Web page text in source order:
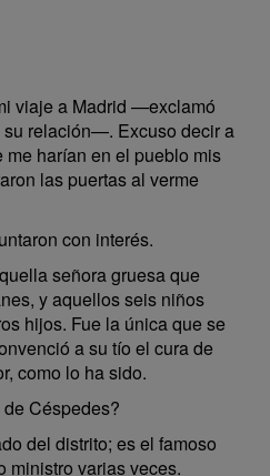
viaje a Madrid —exclamó
relación—. Excuso decir a
harían en el pueblo mis
las puertas al verme
con interés.
señora gruesa que
y aquellos seis niños
hijos. Fue la única que se
a su tío el cura de
como lo ha sido.
Céspedes?
del distrito; es el famoso
ministro varias veces.